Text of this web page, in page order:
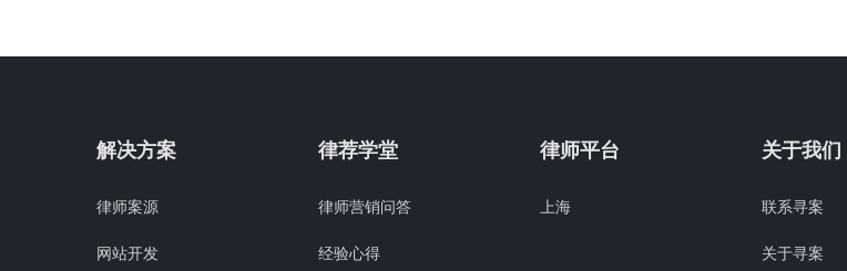
解决方案
律师案源
网站开发
律荐学堂
律师营销问答
经验心得
律师平台
上海
关于我们
联系寻案
关于寻案